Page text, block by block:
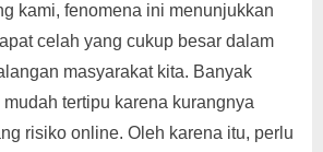
kami, fenomena ini menunjukkan
celah yang cukup besar dalam
masyarakat kita. Banyak
tertipu karena kurangnya
risiko online. Oleh karena itu, perlu